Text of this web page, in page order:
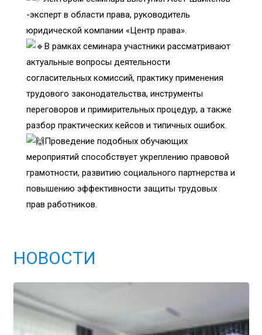
-эксперт в области права, руководитель
юридической компании «Центр права».
В рамках семинара участники рассматривают
актуальные вопросы деятельности
согласительных комиссий, практику применения
трудового законодательства, инструменты
переговоров и примирительных процедур, а также
разбор практических кейсов и типичных ошибок.
Проведение подобных обучающих
мероприятий способствует укреплению правовой
грамотности, развитию социального партнерства и
повышению эффективности защиты трудовых
прав работников.
НОВОСТИ